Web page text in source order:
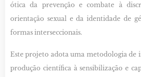
ótica da prevenção e combate à
orientação sexual e da identidade de
formas interseccionais.
Este projeto adota uma metodologia de
produção científica à sensibilização e